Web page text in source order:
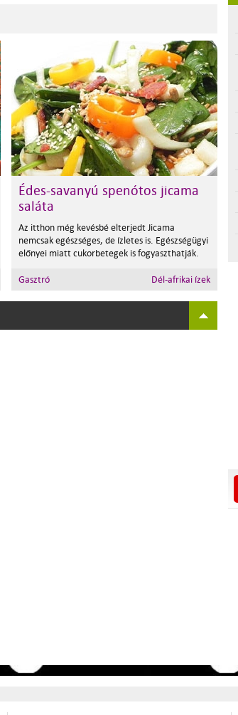
Édes-savanyú spenótos jicama
saláta
Az itthon még kevésbé elterjedt Jicama
nemcsak egészséges, de ízletes is. Egészségügyi
előnyei miatt cukorbetegek is fogyaszthatják.
Gasztró Dél-afrikai ízek